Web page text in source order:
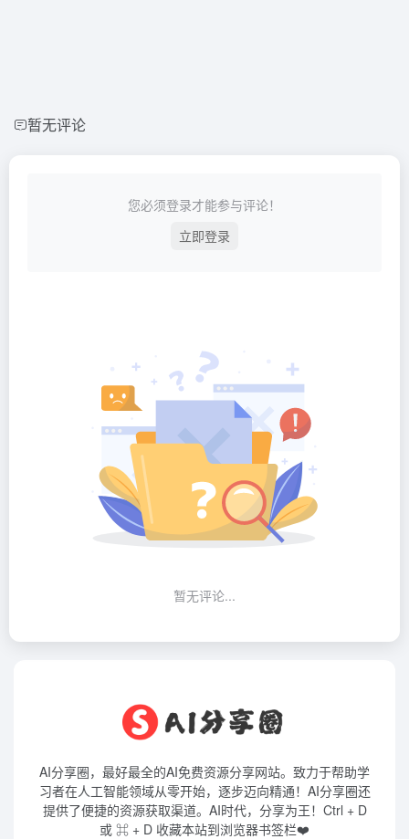
暂无评论
您必须登录才能参与评论！
立即登录
暂无评论...
AI分享圈，最好最全的AI免费资源分享网站。致力于帮助学
习者在人工智能领域从零开始，逐步迈向精通！AI分享圈还
提供了便捷的资源获取渠道。AI时代，分享为王！Ctrl + D
或 ⌘ + D 收藏本站到浏览器书签栏❤️